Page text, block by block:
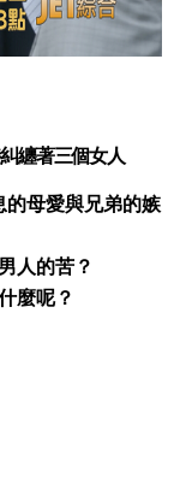
纏著三個女人
的母愛與兄弟的嫉
人的苦？
麼呢？